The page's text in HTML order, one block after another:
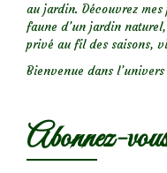
au jardin. Découvrez
faune d’un jardin
privé au fil des saisons,
Bienvenue dans
Abonnez-